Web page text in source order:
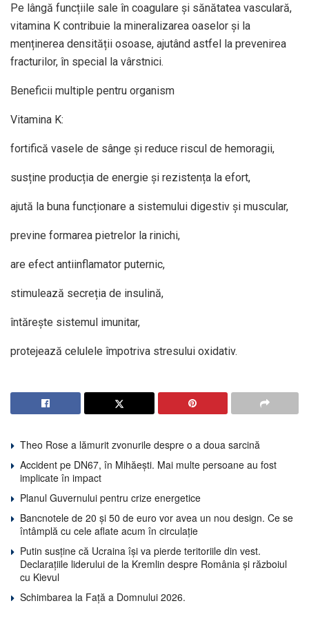
Pe lângă funcțiile sale în coagulare și sănătatea vasculară,
vitamina K contribuie la mineralizarea oaselor și la
menținerea densității osoase, ajutând astfel la prevenirea
fracturilor, în special la vârstnici.
Beneficii multiple pentru organism
Vitamina K:
fortifică vasele de sânge și reduce riscul de hemoragii,
susține producția de energie și rezistența la efort,
ajută la buna funcționare a sistemului digestiv și muscular,
previne formarea pietrelor la rinichi,
are efect antiinflamator puternic,
stimulează secreția de insulină,
întărește sistemul imunitar,
protejează celulele împotriva stresului oxidativ.
Theo Rose a lămurit zvonurile despre o a doua sarcină
Accident pe DN67, în Mihăești. Mai multe persoane au fost
implicate în impact
Planul Guvernului pentru crize energetice
Bancnotele de 20 și 50 de euro vor avea un nou design. Ce se
întâmplă cu cele aflate acum în circulație
Putin susține că Ucraina își va pierde teritoriile din vest.
Declarațiile liderului de la Kremlin despre România și războiul
cu Kievul
Schimbarea la Față a Domnului 2026.